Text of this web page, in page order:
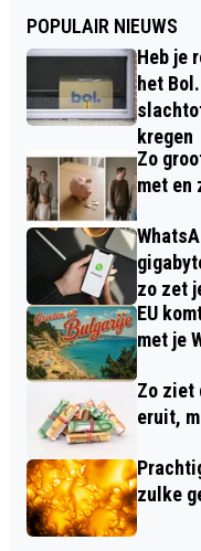
POPULAIR NIEUWS
Heb je
het
kregen
Zo
met en
zo zet
EU
met je
Zo ziet
eruit,
zulke